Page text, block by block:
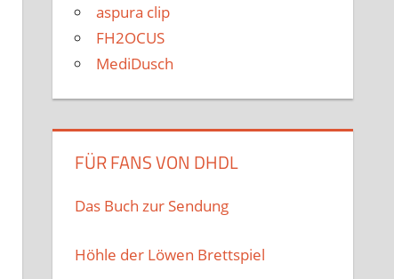
aspura clip
FH2OCUS
MediDusch
FÜR FANS VON DHDL
Das Buch zur Sendung
Höhle der Löwen Brettspiel